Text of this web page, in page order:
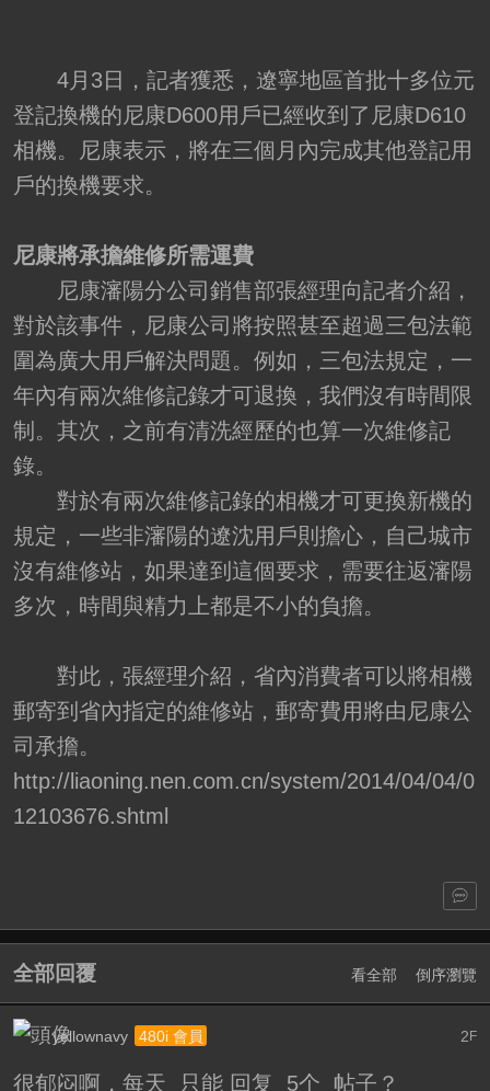
4月3日，記者獲悉，遼寧地區首批十多位元
登記換機的尼康D600用戶已經收到了尼康D610
相機。尼康表示，將在三個月內完成其他登記用
戶的換機要求。
尼康將承擔維修所需運費
尼康瀋陽分公司銷售部張經理向記者介紹，
對於該事件，尼康公司將按照甚至超過三包法範
圍為廣大用戶解決問題。例如，三包法規定，一
年內有兩次維修記錄才可退換，我們沒有時間限
制。其次，之前有清洗經歷的也算一次維修記
錄。
對於有兩次維修記錄的相機才可更換新機的
規定，一些非瀋陽的遼沈用戶則擔心，自己城市
沒有維修站，如果達到這個要求，需要往返瀋陽
多次，時間與精力上都是不小的負擔。
對此，張經理介紹，省內消費者可以將相機
郵寄到省內指定的維修站，郵寄費用將由尼康公
司承擔。
http://liaoning.nen.com.cn/system/2014/04/04/0
12103676.shtml
全部回覆 看全部 倒序瀏覽
2F
yellownavy 480i 會員
很郁闷啊，每天 只能 回复 5个 帖子？